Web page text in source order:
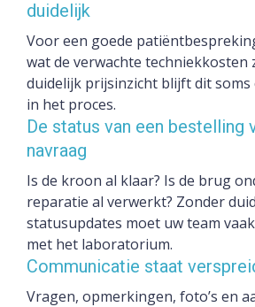
duidelijk
Voor een goede
wat de verwachte techniekkosten
duidelijk prijsinzicht blijft dit
in het proces.
De status van een bestelling
navraag
Is de kroon al klaar? Is de brug
reparatie al verwerkt? Zonder
statusupdates moet uw team
met het laboratorium.
Communicatie staat
Vragen, opmerkingen, foto’s en